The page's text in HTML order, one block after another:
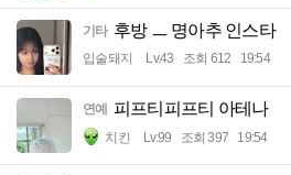
기타 후방 ㅡ 명아추 인스타
입술돼지 Lv.43 조회 612 19:54
연예 피프티피프티 아테나
치킨 Lv.99 조회 397 19:54